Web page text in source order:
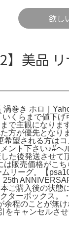
欲し
美品
巻き ホロ｜
くらまで値下げ
で主観になりま
方が優先となり
望される方は
ント下さい♪#ヘ
た後発送させて
販売価格がこ
リーグ。【
25th
ご購入後の状態
ターボックス。
程のことが無
キャンセルさ